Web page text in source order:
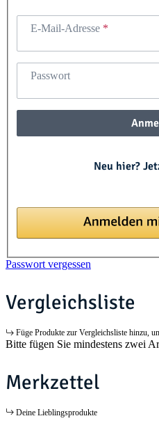
E-Mail-Adresse
Passwort
Neu hier?
Passwort vergessen
Vergleichsliste
Füge Produkte zur Vergleichsliste hinzu,
Bitte fügen Sie mindestens zwei
Merkzettel
Deine Lieblingsprodukte